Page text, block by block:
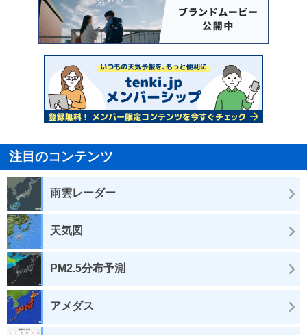
注目のコンテンツ
雨雲レーダー
天気図
PM2.5分布予測
アメダス